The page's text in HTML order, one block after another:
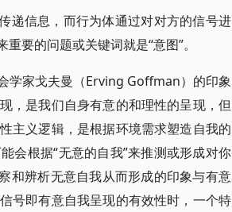
递信息，而行为体通过对对方的信号进
要的问题或关键词就是“意图”。
学家戈夫曼（Erving Goffman）的印象
，是我们自身有意的和理性的呈现，但
主义逻辑，是根据环境需求塑造自我的
会根据“无意的自我”来推测或形成对你
和辨析无意自我从而形成的印象与有意
号即有意自我呈现的有效性时，一个特